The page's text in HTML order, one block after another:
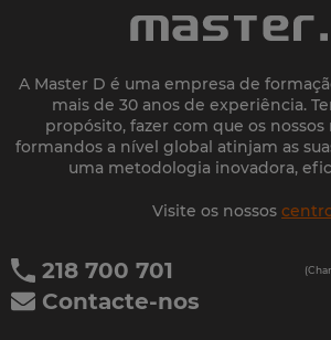
A Master D é uma empresa de
mais de 30 anos de experiência.
propósito, fazer com que os nossos
formandos a nível global atinjam as
uma metodologia inovadora,
Visite os nossos
218 700 701
Contacte-nos